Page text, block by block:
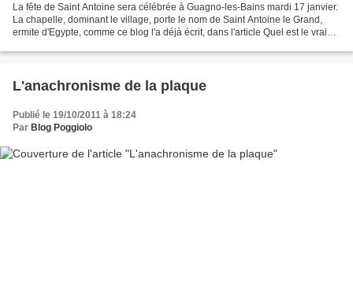
La fête de Saint Antoine sera célébrée à Guagno-les-Bains mardi 17 janvier.
La chapelle, dominant le village, porte le nom de Saint Antoine le Grand,
ermite d'Egypte, comme ce blog l'a déjà écrit, dans l'article Quel est le vrai
L'anachronisme de la plaque
Publié le 19/10/2011 à 18:24
Par Blog Poggiolo